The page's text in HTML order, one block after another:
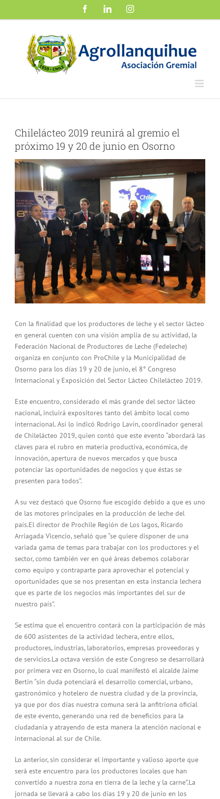
FacebookLinkedInInstagram
Chilelácteo 2019 reunirá al gremio el
próximo 19 y 20 de junio en Osorno
Ver
imagen
grande
Con la finalidad que los productores de leche y el sector lácteo
en general cuenten con una visión amplia de su actividad, la
Federación Nacional de Productores de Leche (Fedeleche)
organiza en conjunto con ProChile y la Municipalidad de
Osorno para los días 19 y 20 de junio, el 8° Congreso
Internacional y Exposición del Sector Lácteo Chilelácteo 2019.
Este encuentro, considerado el más grande del sector lácteo
nacional, incluirá expositores tanto del ámbito local como
internacional. Así lo indicó Rodrigo Lavín, coordinador general
de Chilelácteo 2019, quien contó que este evento “abordará las
claves para el rubro en materia productiva, económica, de
innovación, apertura de nuevos mercados y que busca
potenciar las oportunidades de negocios y que éstas se
presenten para todos”.
A su vez destacó que Osorno fue escogido debido a que es uno
de las motores principales en la producción de leche del
país.El director de Prochile Región de Los lagos, Ricardo
Arriagada Vicencio, señaló que “se quiere disponer de una
variada gama de temas para trabajar con los productores y el
sector, como también ver en qué áreas debemos colaborar
como equipo y contraparte para aprovechar el potencial y
oportunidades que se nos presentan en esta instancia lechera
que es parte de los negocios más importantes del sur de
nuestro país”.
Se estima que el encuentro contará con la participación de más
de 600 asistentes de la actividad lechera, entre ellos,
productores, industrias, laboratorios, empresas proveedoras y
de servicios.La octava versión de este Congreso se desarrollará
por primera vez en Osorno, lo cual manifestó el alcalde Jaime
Bertin “sin duda potenciará el desarrollo comercial, urbano,
gastronómico y hotelero de nuestra ciudad y de la provincia,
ya que por dos días nuestra comuna será la anfitriona oficial
de este evento, generando una red de beneficios para la
ciudadanía y atrayendo de esta manera la atención nacional e
internacional al sur de Chile.
Lo anterior, sin considerar el importante y valioso aporte que
será este encuentro para los productores locales que han
convertido a nuestra zona en tierra de la leche y la carne”.La
jornada se llevará a cabo los días 19 y 20 de junio en los